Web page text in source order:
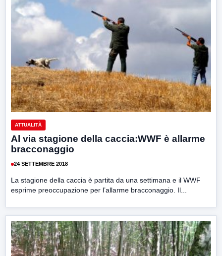
ATTUALITÀ
Al via stagione della caccia:WWF è allarme
bracconaggio
24 SETTEMBRE 2018
La stagione della caccia è partita da una settimana e il WWF
esprime preoccupazione per l’allarme bracconaggio. Il...